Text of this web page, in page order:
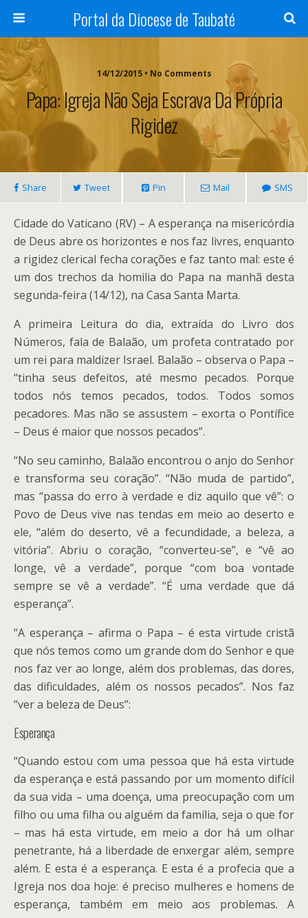
Portal da Diocese de Taubaté
14/12/2015 • No Comments
Papa: Igreja Não Seja Escrava Da Própria
Rigidez
Share Tweet Pin Mail SMS
Cidade do Vaticano (RV) – A esperança na misericórdia
de Deus abre os horizontes e nos faz livres, enquanto
a rigidez clerical fecha corações e faz tanto mal: este é
um dos trechos da homilia do Papa na manhã desta
segunda-feira (14/12), na Casa Santa Marta.
A primeira Leitura do dia, extraída do Livro dos
Números, fala de Balaão, um profeta contratado por
um rei para maldizer Israel. Balaão – observa o Papa –
“tinha seus defeitos, até mesmo pecados. Porque
todos nós temos pecados, todos. Todos somos
pecadores. Mas não se assustem – exorta o Pontífice
– Deus é maior que nossos pecados”.
“No seu caminho, Balaão encontrou o anjo do Senhor
e transforma seu coração”. “Não muda de partido”,
mas “passa do erro à verdade e diz aquilo que vê”: o
Povo de Deus vive nas tendas em meio ao deserto e
ele, “além do deserto, vê a fecundidade, a beleza, a
vitória”. Abriu o coração, “converteu-se”, e “vê ao
longe, vê a verdade”, porque “com boa vontade
sempre se vê a verdade”. “É uma verdade que dá
esperança”.
“A esperança – afirma o Papa – é esta virtude cristã
que nós temos como um grande dom do Senhor e que
nos faz ver ao longe, além dos problemas, das dores,
das dificuldades, além os nossos pecados”. Nos faz
“ver a beleza de Deus”:
Esperança
“Quando estou com uma pessoa que há esta virtude
da esperança e está passando por um momento difícil
da sua vida – uma doença, uma preocupação com um
filho ou uma filha ou alguém da família, seja o que for
– mas há esta virtude, em meio a dor há um olhar
penetrante, há a liberdade de enxergar além, sempre
além. E esta é a esperança. E esta é a profecia que a
Igreja nos doa hoje: é preciso mulheres e homens de
esperança, também em meio aos problemas. A